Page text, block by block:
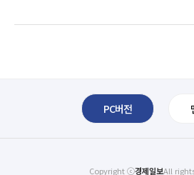
PC버전
Copyright ⓒ경제일보All